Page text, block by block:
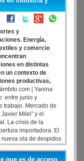
relevamiento dado a
de Comercio y
y
Energía,
y comercio
en distintas
un contexto de
productivas,
| Yanina
entre junio y
trabajo. Mercado de
Milei" y el
La crisis de la
importadora. El
ola de despidos
de plantas,
personal que
que es de acceso